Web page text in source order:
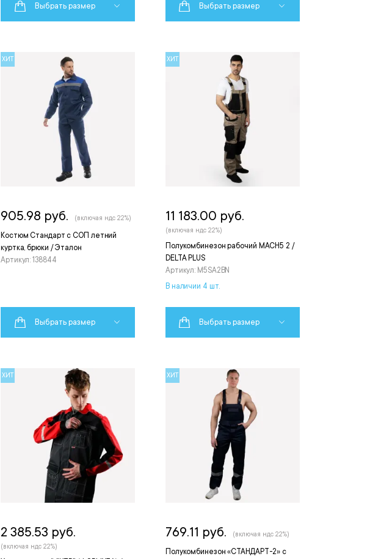
Выбрать размер Выбрать размер
ХИТ
Костюм Стандарт с СОП летний
куртка, брюки / Эталон
Артикул: 138844
905.98 руб. (включая ндс 22%)
Выбрать размер
ХИТ
Полукомбинезон рабочий MACH5 2 /
DELTA PLUS
Артикул: M5SA2BN
11 183.00 руб.
(включая ндс 22%)
В наличии 4 шт.
Выбрать размер
ХИТ
2 385.53 руб.
(включая ндс 22%)
ХИТ
Полукомбинезон «СТАНДАРТ-2» с
769.11 руб. (включая ндс 22%)